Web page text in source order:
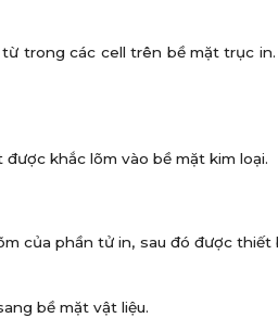
trong các cell trên bề mặt trục
khắc lõm vào bề mặt kim loại.
của phần tử in, sau đó được
bề mặt vật liệu.